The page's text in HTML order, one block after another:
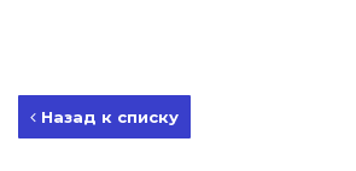
Назад к списку